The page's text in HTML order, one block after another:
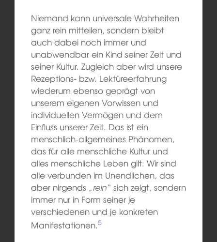
Niemand kann universale Wahrheiten
ganz rein mitteilen, sondern bleibt
auch dabei noch immer und
unabwendbar ein Kind seiner Zeit und
seiner Kultur. Zugleich aber wird unsere
Rezeptions- bzw. Lektüreerfahrung
wiederum ebenso geprägt von
unserem eigenen Vorwissen und
individuellen Vermögen und dem
Einfluss unserer Zeit. Das ist ein
menschlich-allgemeines Phänomen,
das für alle menschliche Kultur und
alles menschliche Leben gilt: Wir sind
alle verbunden im Unendlichen, das
aber nirgends „rein“ sich zeigt, sondern
immer nur in Form seiner je
verschiedenen und je konkreten
Manifestationen.5